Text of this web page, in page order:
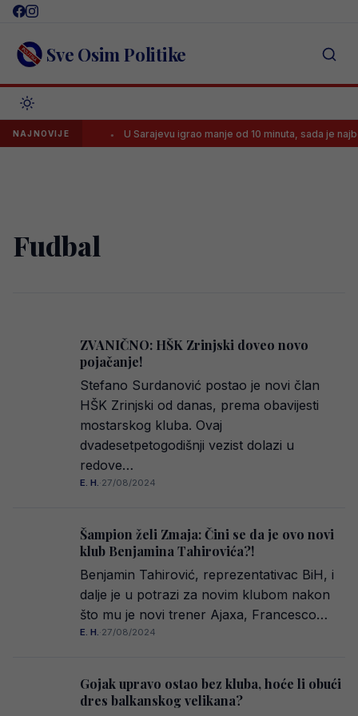
Skip
content Sve Osim Politike
NAJNOVIJE
najviše boli..’ U Sarajevu igrao manje od 10 minuta, sada je
Fudbal
ZVANIČNO: HŠK Zrinjski doveo novo
pojačanje!
Stefano Surdanović postao je novi član
HŠK Zrinjski od danas, prema obavijesti
mostarskog kluba. Ovaj
dvadesetpetogodišnji vezist dolazi u
redove…
E. H.·27/08/2024
Šampion želi Zmaja: Čini se da je ovo novi
klub Benjamina Tahirovića?!
Benjamin Tahirović, reprezentativac BiH, i
dalje je u potrazi za novim klubom nakon
što mu je novi trener Ajaxa, Francesco…
E. H.·27/08/2024
Gojak upravo ostao bez kluba, hoće li obući
dres balkanskog velikana?